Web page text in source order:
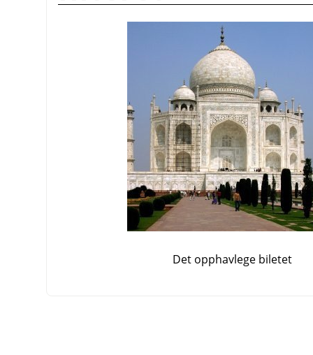
Det opphavlege biletet